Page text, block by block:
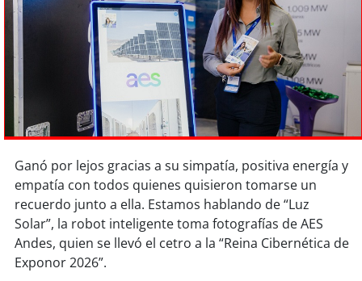
Tecnología
Sostenibilidad
soyarica
soyiquique
soycalama
soy antofagasta
Ganó por lejos gracias a su simpatía, positiva energía y
empatía con todos quienes quisieron tomarse un
recuerdo junto a ella. Estamos hablando de “Luz
Solar”, la robot inteligente toma fotografías de AES
Andes, quien se llevó el cetro a la “Reina Cibernética de
Exponor 2026”.